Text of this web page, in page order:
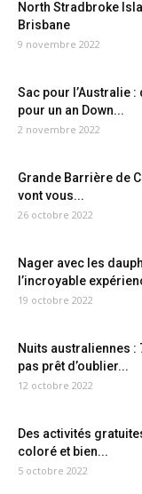
North Stradbroke
Brisbane
9 novembre 2022
Sac pour l’Australie
pour un an Down...
2 novembre 2022
Grande Barrière de
vont vous...
26 octobre 2022
Nager avec les
l’incroyable
19 octobre 2022
Nuits australiennes :
pas prêt d’oublier...
12 octobre 2022
Des activités
coloré et bien...
5 octobre 2022